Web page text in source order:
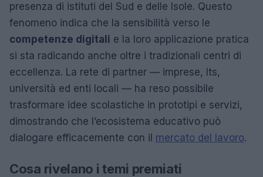
presenza di istituti del Sud e delle Isole. Questo
fenomeno indica che la sensibilità verso le
competenze digitali e la loro applicazione pratica
si sta radicando anche oltre i tradizionali centri di
eccellenza. La rete di partner — imprese, Its,
università ed enti locali — ha reso possibile
trasformare idee scolastiche in prototipi e servizi,
dimostrando che l’ecosistema educativo può
dialogare efficacemente con il mercato del lavoro.
Cosa rivelano i temi premiati